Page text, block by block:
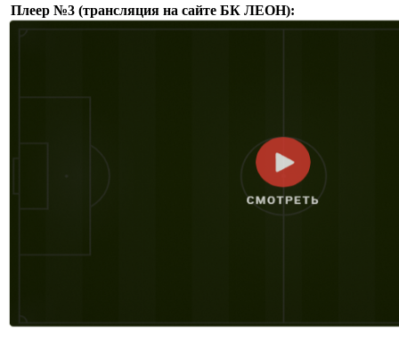
Плеер №3 (трансляция на сайте БК ЛЕОН):